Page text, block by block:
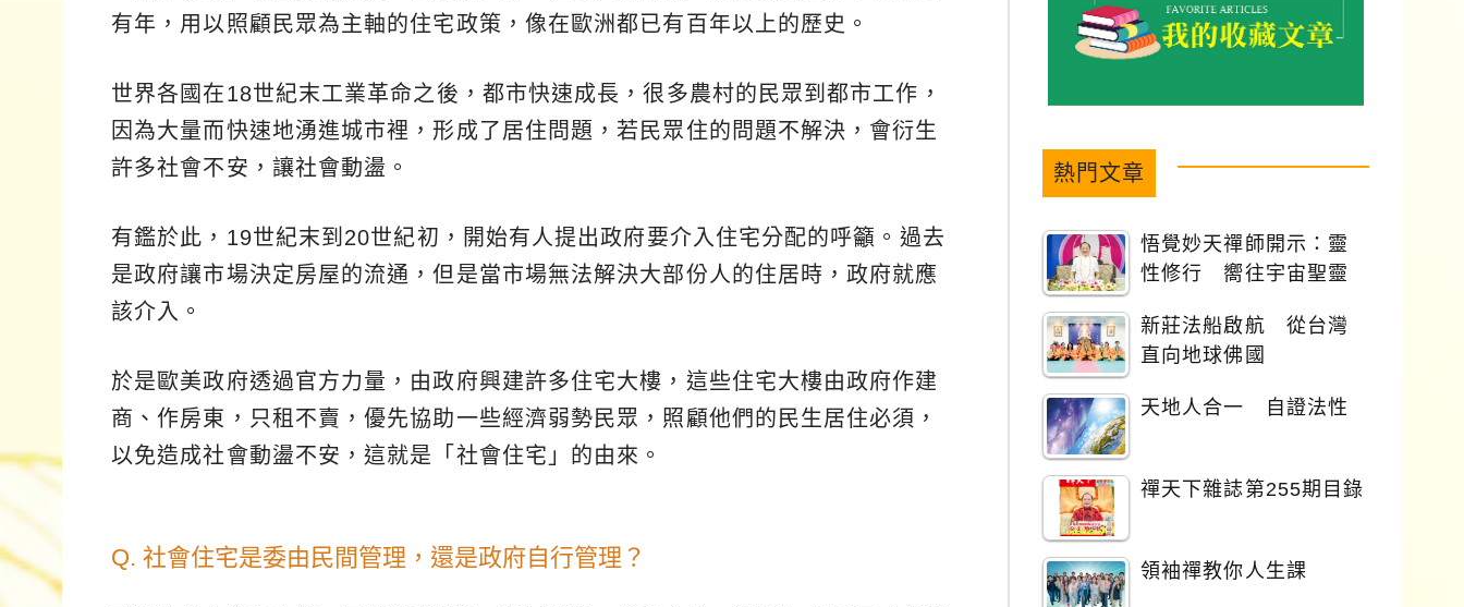
有年，用以照顧民眾為主軸的住宅政策，像在歐洲都已有百年以上的歷史。
世界各國在18世紀末工業革命之後，都市快速成長，很多農村的民眾到都市工作，
因為大量而快速地湧進城市裡，形成了居住問題，若民眾住的問題不解決，會衍生
許多社會不安，讓社會動盪。
有鑑於此，19世紀末到20世紀初，開始有人提出政府要介入住宅分配的呼籲。過去
是政府讓市場決定房屋的流通，但是當市場無法解決大部份人的住居時，政府就應
該介入。
於是歐美政府透過官方力量，由政府興建許多住宅大樓，這些住宅大樓由政府作建
商、作房東，只租不賣，優先協助一些經濟弱勢民眾，照顧他們的民生居住必須，
以免造成社會動盪不安，這就是「社會住宅」的由來。
Q. 社會住宅是委由民間管理，還是政府自行管理？
熱門文章
悟覺妙天禪師開示：靈
性修行 嚮往宇宙聖靈
新莊法船啟航 從台灣
直向地球佛國
天地人合一 自證法性
禪天下雜誌第255期目錄
領袖禪教你人生課